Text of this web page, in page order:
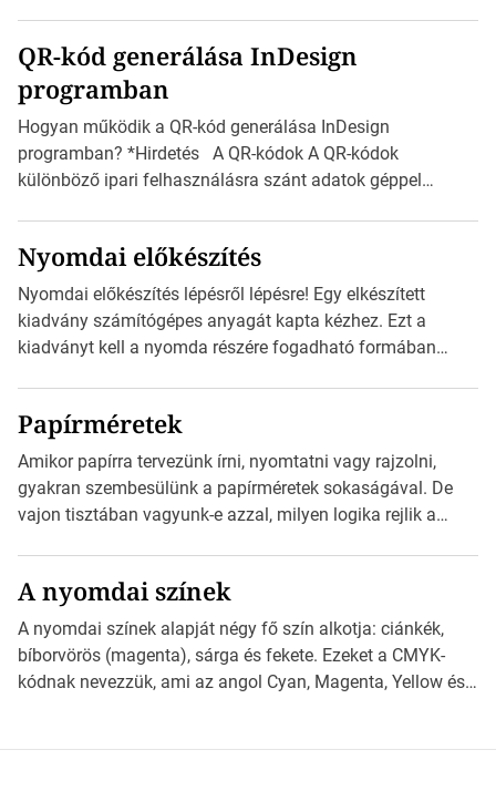
mutatja az A4-es papírlaphoz viszonyítva. Az amerikai és
észak-amerikai boríték méretére az ISO 216 nem
vonatkozik. Boríték méretének táblázata C0-tól […]
QR-kód generálása InDesign
programban
Hogyan működik a QR-kód generálása InDesign
programban? *Hirdetés A QR-kódok A QR-kódok
különböző ipari felhasználásra szánt adatok géppel
okostelefonjára telepíthet egy QR-kód-leolvasó
alkalmazást, ami leolvasni és dekódolni képes az URL-
információt és átirányítja a telefon böngészőjét a cég
weblapjára. A QR-kód beolvasása után a felhasználó
Nyomdai előkészítés
Nyomdai előkészítés lépésről lépésre! Egy elkészített
kiadvány számítógépes anyagát kapta kézhez. Ezt a
kiadványt kell a nyomda részére fogadható formában
Illustratorban készült vektorgrafika. *Hirdetés Minden
esetben konzultáljunk a nyomdával, mielőtt elkezdjük a
nyomdai előkészítést!Nehogy az elkészült munka után
derüljön ki, hogy valamit másképp kellett volna csinálni! […]
Papírméretek
Amikor papírra tervezünk írni, nyomtatni vagy rajzolni,
gyakran szembesülünk a papírméretek sokaságával. De
vajon tisztában vagyunk-e azzal, milyen logika rejlik a
*Hirdetés Ebben a cikkben a papírméretek izgalmas
világába kalauzolunk el téged, hogy jobban megértsd,
milyen szempontok alapján érdemes választanod a
jövőben. Bevezetés a papírméretek világába A […]
A nyomdai színek
A nyomdai színek alapját négy fő szín alkotja: ciánkék,
bíborvörös (magenta), sárga és fekete. Ezeket a CMYK-
kódnak nevezzük, ami az angol Cyan, Magenta, Yellow és